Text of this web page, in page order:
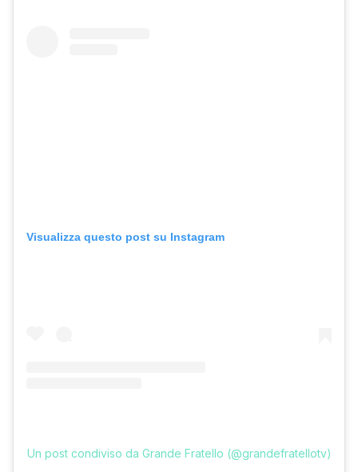
Visualizza questo post su Instagram
Un post condiviso da Grande Fratello (@grandefratellotv)